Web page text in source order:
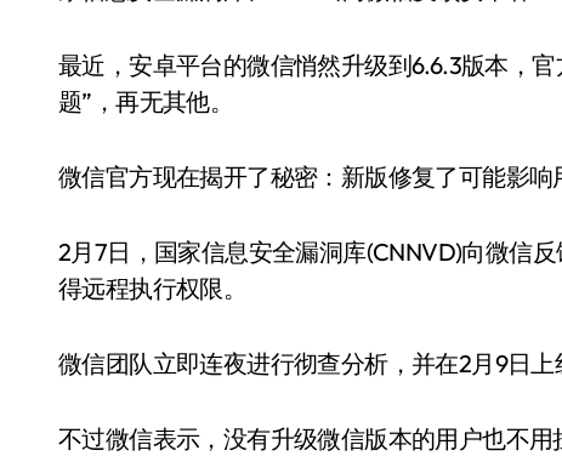
最近，安卓平台的微信悄然升级到6.6.3版本，
题”，再无其他。
微信官方现在揭开了秘密：新版修复了可能影响
2月7日，国家信息安全漏洞库(CNNVD)向微信
得远程执行权限。
微信团队立即连夜进行彻查分析，并在2月9日
不过微信表示，没有升级微信版本的用户也不